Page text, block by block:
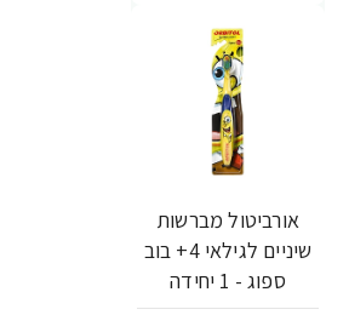
אורביטול מברשות
שיניים לגילאי 4+ בוב
ספוג - 1 יחידה